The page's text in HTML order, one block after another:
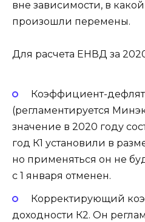
вне зависимости, в
произошли перемены.
Для расчета ЕНВД за
Коэффициент-
(регламентируется
значение в 2020 году
год К1 установили в
но применяться он не
с 1 января отменен.
Корректирующий
доходности К2. Он